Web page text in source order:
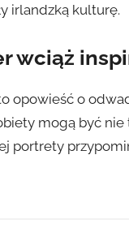
irlandzką kulturę.
wciąż
opowieść o
mogą być
portrety